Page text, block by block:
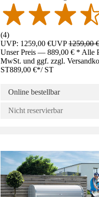
(4)
UVP: 1259,00 €UVP1259,00 €
Unser Preis — 889,00 € * Alle
MwSt. und ggf. zzgl.
ST889,00 €*/ ST
Online bestellbar
Nicht reservierbar